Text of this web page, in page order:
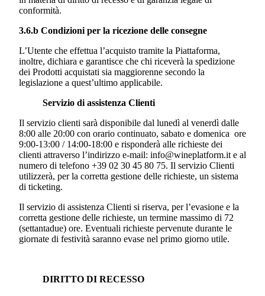
conformità.
3.6.b Condizioni per la ricezione delle consegne
L’Utente che effettua l’acquisto tramite la Piattaforma,
inoltre, dichiara e garantisce che chi riceverà la spedizione
dei Prodotti acquistati sia maggiorenne secondo la
legislazione a quest’ultimo applicabile.
Servizio di assistenza Clienti
Il servizio clienti sarà disponibile dal lunedì al venerdì dalle
8:00 alle 20:00 con orario continuato, sabato e domenica ore
9:00-13:00 / 14:00-18:00 e risponderà alle richieste dei
clienti attraverso l’indirizzo e-mail: info@wineplatform.it e al
numero di telefono +39 02 30 45 80 75. Il servizio Clienti
utilizzerà, per la corretta gestione delle richieste, un sistema
di ticketing.
Il servizio di assistenza Clienti si riserva, per l’evasione e la
corretta gestione delle richieste, un termine massimo di 72
(settantadue) ore. Eventuali richieste pervenute durante le
giornate di festività saranno evase nel primo giorno utile.
DIRITTO DI RECESSO